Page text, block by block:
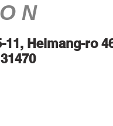
11, Heimang-ro